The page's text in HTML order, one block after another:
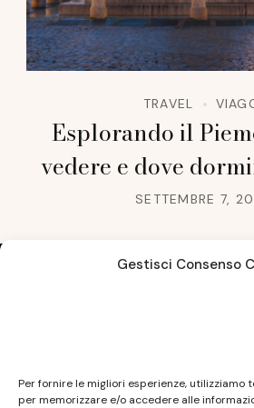
Gestisci Consenso
Per fornire le migliori esperienze, utilizziamo
per memorizzare e/o accedere alle
TRAVEL
Esplorando il
vedere e dove
SETTEMBRE 7,
non ha carattere periodico